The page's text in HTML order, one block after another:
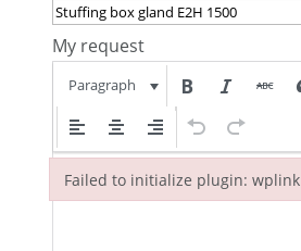
My request
Paragraph
Failed to initialize plugin: wplink
Failed to initialize plugin: wplink